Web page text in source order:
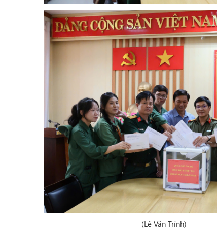
(Lê Văn Trính)